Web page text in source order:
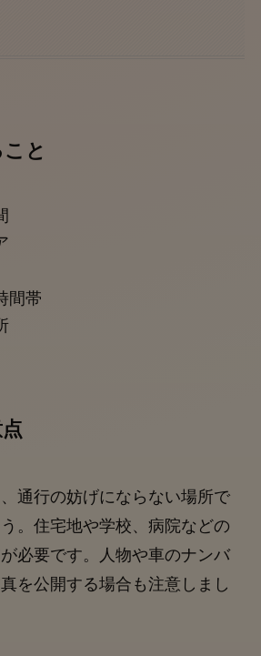
と
間帯
通行の妨げにならない場所で
。住宅地や学校、病院などの
必要です。人物や車のナンバ
を公開する場合も注意しまし